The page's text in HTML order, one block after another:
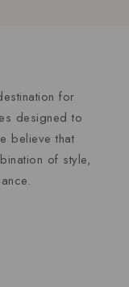
for
designed to
believe that
of style,